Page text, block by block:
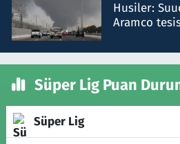
Husiler:
Aramco
Süper Lig Puan
Süper Lig